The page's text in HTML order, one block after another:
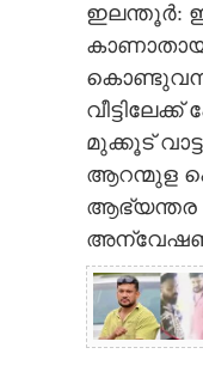
CARTOONS
CONTACT US
ഇലന്തൂർ:
മുക്കൂട്
ആറന്മുള
ആഭ്യന്തര